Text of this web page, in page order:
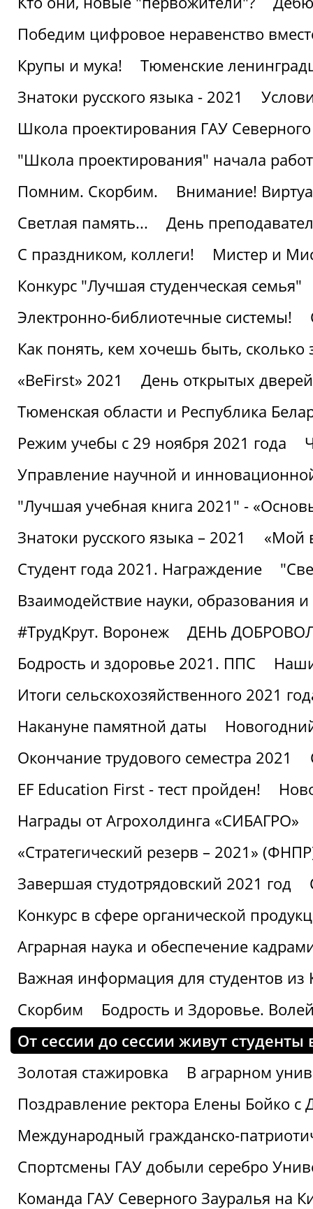
Победим цифровое неравенство
Крупы и мука!
Тюменские
Знатоки русского языка - 2021
Школа проектирования ГАУ
"Школа проектирования" начала
Помним. Скорбим.
Внимание!
Светлая память...
День
С праздником, коллеги!
Мистер и
Конкурс "Лучшая студенческая семья"
Электронно-библиотечные системы!
Как понять, кем хочешь быть, сколько
«BeFirst» 2021
День открытых
Тюменская области и Республика
Режим учебы с 29 ноября 2021 года
Управление научной и
"Лучшая учебная книга 2021" -
Знатоки русского языка – 2021
«Мой
Студент года 2021. Награждение
Взаимодействие науки, образования и
#ТрудКрут. Воронеж
ДЕНЬ
Бодрость и здоровье 2021. ППС
Итоги сельскохозяйственного 2021
Накануне памятной даты
Окончание трудового семестра 2021
EF Education First - тест пройден!
Награды от Агрохолдинга «СИБАГРО»
«Стратегический резерв – 2021»
Завершая студотрядовский 2021 год
Конкурс в сфере органической
Аграрная наука и обеспечение
Важная информация для студентов из
Скорбим
Бодрость и Здоровье.
От сессии до сессии живут студенты
Золотая стажировка
В аграрном
Поздравление ректора Елены Бойко с
Международный гражданско-
Спортсмены ГАУ добыли серебро
Команда ГАУ Северного Зауралья на